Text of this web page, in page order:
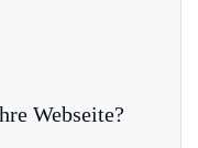
Webseite?